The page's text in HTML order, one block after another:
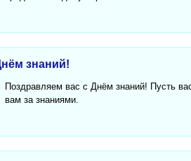
знаний!
Поздравляем вас с Днём знаний! Пусть
вам за знаниями.